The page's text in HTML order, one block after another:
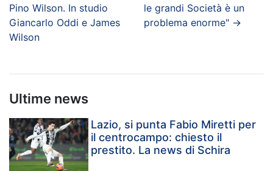
Pino Wilson. In studio
Giancarlo Oddi e James
Wilson
le grandi Società è un
problema enorme" →
Ultime news
Lazio, si punta Fabio Miretti per
il centrocampo: chiesto il
prestito. La news di Schira